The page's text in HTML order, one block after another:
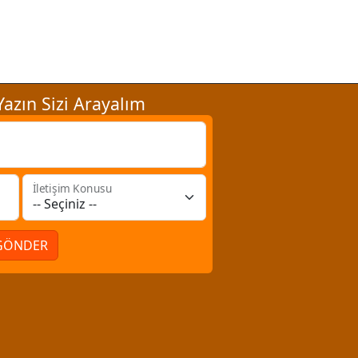
Sizi Arayalım
İletişim Konusu